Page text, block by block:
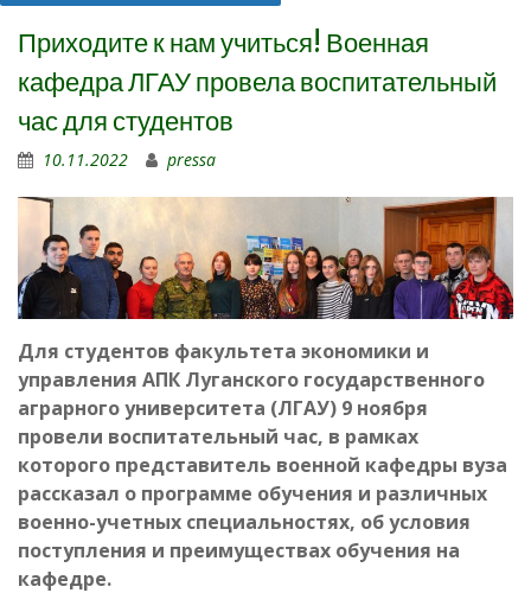
Приходите к нам учиться! Военная
кафедра ЛГАУ провела воспитательный
час для студентов
10.11.2022 pressa
Для студентов факультета экономики и
управления АПК Луганского государственного
аграрного университета (ЛГАУ) 9 ноября
провели воспитательный час, в рамках
которого представитель военной кафедры вуза
рассказал о программе обучения и различных
военно-учетных специальностях, об условия
поступления и преимуществах обучения на
кафедре.